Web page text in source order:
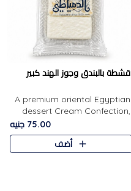
قشطة بالبندق وجوز الهند كبير
A premium oriental Egyptian
dessert Cream Confection,
featuring a soft, creamy
texture and the distinctive
flavor of roasted hazelnuts.
75.00 جنيه
أضف